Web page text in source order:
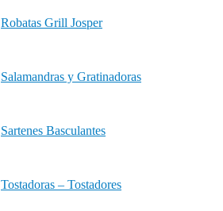
Robatas Grill Josper
Salamandras y Gratinadoras
Sartenes Basculantes
Tostadoras – Tostadores